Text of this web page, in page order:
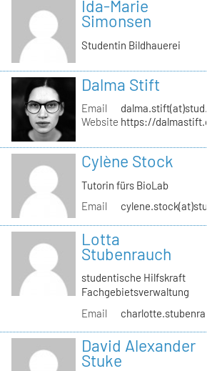
Ida-Marie
Simonsen
Studentin Bildhauerei
Dalma Stift
Email
Website https://
Cylène Stock
Tutorin fürs BioLab
Email
Lotta
Stubenrauch
studentische Hilfskraft
Fachgebietsverwaltung
Email
David Alexander
Stuke